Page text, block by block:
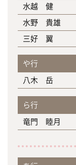
水越 健
水野 貴雄
三好 翼
や行
八木 岳
ら行
竜門 睦月